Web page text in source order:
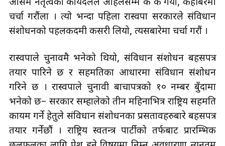
असिम नेतृत्वको कार्यदलले अहिलेसम्म के के गर्यो, केहीबेरमा
चर्चा गरौंला । त्यो भन्दा पहिला रास्वपा सरकारले संविधान
संशोधनको पहलकदमी कसरी लियो, त्यसबारेमा चर्चा गरौं ।
रास्वपाले चुनावमै भनेको थियो, संविधान संशोधन बहसपत्र
तयार पारिने छ र सहमतिका आधारमा संविधान संशोधन
गरिने छ । रास्वपाले चुनावी बाचापत्रको १० नम्बर बुँदामा
भनेको छ– सरकार सम्हालेको तीन महिनाभित्र राष्ट्रिय सहमति
कायम गर्ने हेतुले संविधान संशोधनका प्रसतावहरुबारे बहसपत्र
तयार गर्नेछौं । राष्ट्रिय स्वतन्त्र पार्टीको तर्फबाट प्रारम्भिक